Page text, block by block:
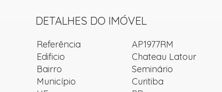
DETALHES DO IMÓVEL
Referência
AP1977RM
Edificio
Chateau Latour
Bairro
Seminário
Município
Curitiba